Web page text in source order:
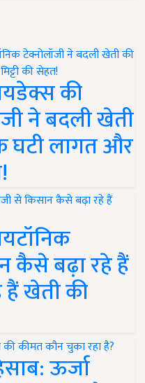
की
ने बदली खेती
घटी लागत और
कैसे बढ़ा रहे हैं
हैं खेती की
ऊर्जा